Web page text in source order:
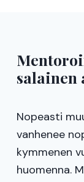
salainen
Nopeasti
vanhenee
kymmenen
huomenna.